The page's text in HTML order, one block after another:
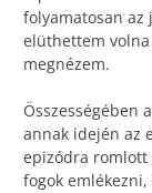
folyamatosan
elüthettem
megnézem.
Összességében
annak idején az
epizódra romlott
fogok